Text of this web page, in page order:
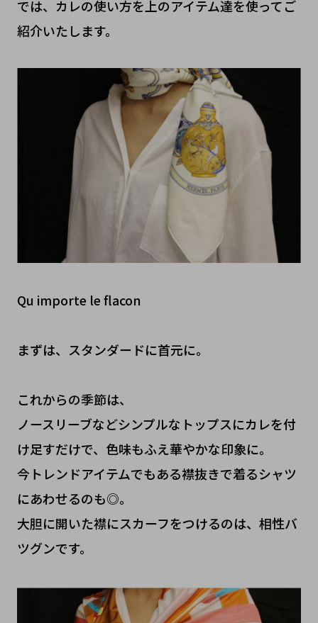
では、カレの使い方を上のアイテム達を使ってご
紹介いたします。
Qu importe le flacon
まずは、スタンダードに首元に。
これからの季節は、
ノースリーブなどシンプルなトップスにカレを付
け足すだけで、色味もふえ華やかな印象に。
今トレンドアイテムでもある襟抜きで着るシャツ
にあわせるのも◎。
大胆に開いた襟にスカーフをつけるのは、相性バ
ツグンです。